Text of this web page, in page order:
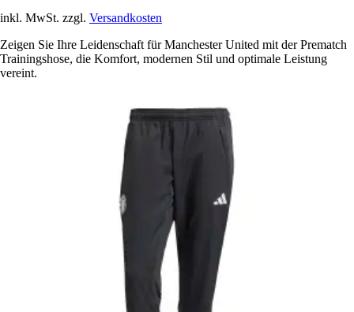
inkl. MwSt. zzgl. Versandkosten
Zeigen Sie Ihre Leidenschaft für Manchester United mit der Prematch
Trainingshose, die Komfort, modernen Stil und optimale Leistung
vereint.